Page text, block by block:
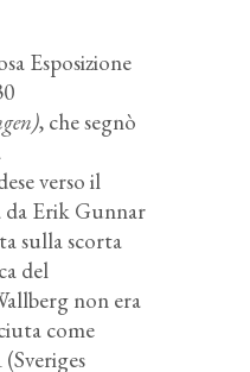
Esposizione
, che segnò
verso il
Erik Gunnar
sulla scorta
del
non era
come